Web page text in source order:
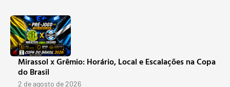
Mirassol x Grêmio: Horário, Local e Escalações na Copa
do Brasil
2 de agosto de 2026